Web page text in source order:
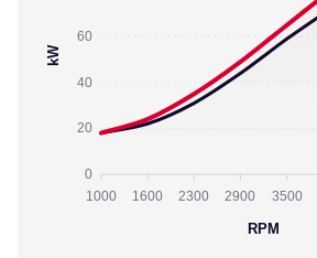
60
40
20
0
kW
1000 1600 2300 2900 3500
RPM